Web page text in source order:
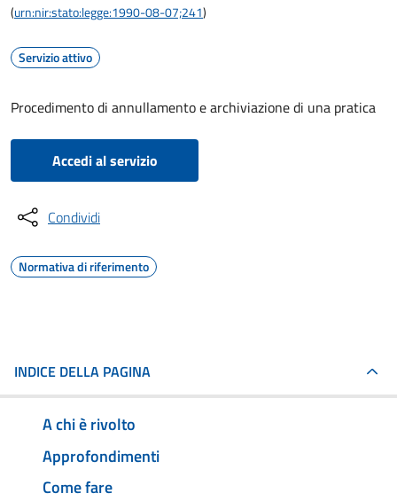
(urn:nir:stato:legge:1990-08-07;241)
Servizio attivo
Procedimento di annullamento e archiviazione di una pratica
Accedi al servizio
Condividi
Normativa di riferimento
INDICE DELLA PAGINA
A chi è rivolto
Approfondimenti
Come fare